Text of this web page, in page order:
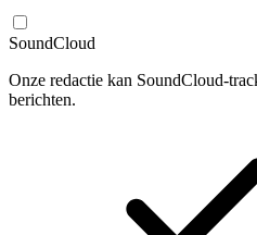
SoundCloud
Onze redactie kan SoundCloud-
berichten.